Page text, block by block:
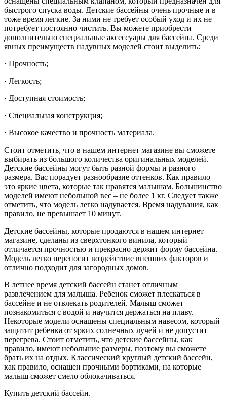
быстрого спуска воды. Детские бассейны очень прочные и в
тоже время легкие. За ними не требует особый уход и их не
потребует постоянно чистить. Вы можете приобрести
дополнительно специальные аксессуары для бассейна. Среди
явных преимуществ надувных моделей стоит выделить:
· Прочность;
· Легкость;
· Доступная стоимость;
· Специальная конструкция;
· Высокое качество и прочность материала.
Стоит отметить, что в нашем интернет магазине вы сможете
выбирать из большого количества оригинальных моделей.
Детские бассейны могут быть разной формы и разного
размера. Вас порадует разнообразие оттенков. Как правило –
это яркие цвета, которые так нравятся малышам. Большинство
моделей имеют небольшой вес – не более 1 кг. Следует также
отметить, что модель легко надувается. Время надувания, как
правило, не превышает 10 минут.
Детские бассейны, которые продаются в нашем интернет
магазине, сделаны из сверхтонкого винила, который
отличается прочностью и прекрасно держит форму бассейна.
Модель легко переносит воздействие внешних факторов и
отлично подходит для загородных домов.
В летнее время детский бассейн станет отличным
развлечением для малыша. Ребенок сможет плескаться в
бассейне и не отвлекать родителей. Малыш сможет
познакомиться с водой и научится держаться на плаву.
Некоторые модели оснащены специальным навесом, который
защитит ребенка от ярких солнечных лучей и не допустит
перегрева. Стоит отметить, что детские бассейны, как
правило, имеют небольшие размеры, поэтому вы сможете
брать их на отдых. Классический круглый детский бассейн,
как правило, оснащен прочными бортиками, на которые
малыш сможет смело облокачиваться.
Купить детский бассейн.